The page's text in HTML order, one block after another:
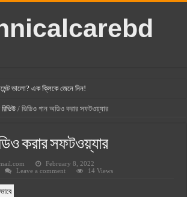
ভালো? এক ক্লিকে জেনে নিন!
জুডিশিয়াল ম্যাজিস্ট্রেট এর সুযোগ সুবিধা
/ ভিডিও গান অডিও করার সফটওয়্যার
করার সফটওয়্যার
February 8, 2022
Leave a comment 14 Views